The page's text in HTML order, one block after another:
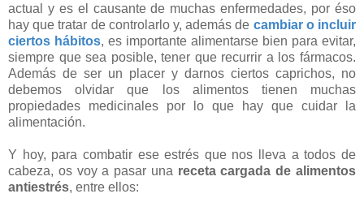
actual y es el causante de muchas enfermedades, por éso
hay que tratar de controlarlo y, además de cambiar o incluir
ciertos hábitos, es importante alimentarse bien para evitar,
siempre que sea posible, tener que recurrir a los fármacos.
Además de ser un placer y darnos ciertos caprichos, no
debemos olvidar que los alimentos tienen muchas
propiedades medicinales por lo que hay que cuidar la
alimentación.
Y hoy, para combatir ese estrés que nos lleva a todos de
cabeza, os voy a pasar una receta cargada de alimentos
antiestrés, entre ellos: